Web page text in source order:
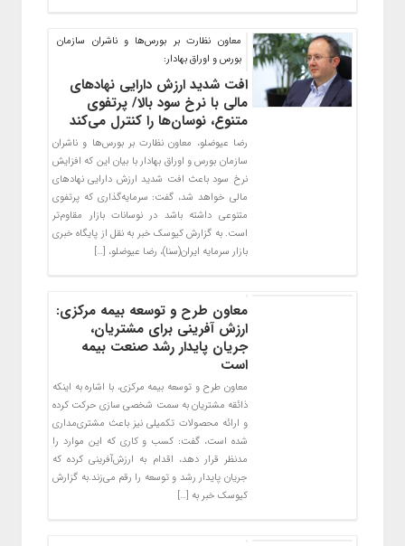
معاون نظارت بر بورس‌ها و ناشران سازمان
بورس و اوراق بهادار:
افت شدید ارزش دارایی نهادهای
مالی با نرخ سود بالا/ پرتفوی
متنوع، نوسان‌ها را کنترل می‌کند
رضا عیوضلو، معاون نظارت بر بورس‌ها و ناشران
سازمان بورس و اوراق بهادار با بیان این که افزایش
نرخ سود باعث افت شدید ارزش دارایی نهادهای
مالی خواهد شد، گفت: سرمایه‌گذاری که پرتفوی
متنوعی داشته باشد در نوسانات بازار مقاوم‌تر
است. به گزارش کیوسک خبر به نقل از پایگاه خبری
بازار سرمایه ایران(سنا)، رضا عیوضلو، […]
معاون طرح و توسعه بیمه مرکزی:
ارزش آفرینی برای مشتریان،
جریان پایدار رشد صنعت بیمه
است
معاون طرح و توسعه بیمه مرکزی، با اشاره به اینکه
ذائقه‌ مشتریان به سمت شخصی سازی حرکت کرده
و ارائه‌ محصولات تکمیلی نیز باعث مشتری‌مداری
شده است، گفت: کسب و کاری که این موارد را
مدنظر قرار دهد، اقدام به ارزش‌آفرینی کرده که
جریان پایدار رشد و توسعه را رقم می‌زند.به گزارش
کیوسک خبر به […]